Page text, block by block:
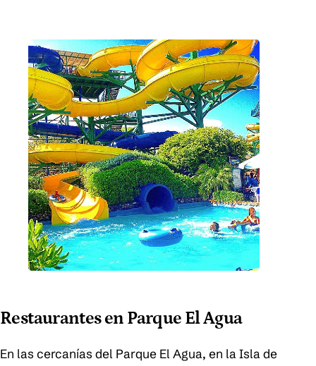
Restaurantes en Parque El Agua
En las cercanías del Parque El Agua, en la Isla de